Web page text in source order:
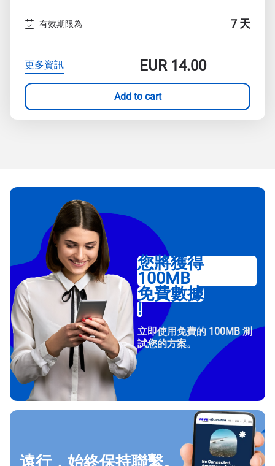
有效期限為 7 天
更多資訊 EUR14.00
Add to cart
您將獲得
100MB
免費數據
!
立即使用免費的 100MB 測
試您的方案。
遠行，始終保持聯繫。